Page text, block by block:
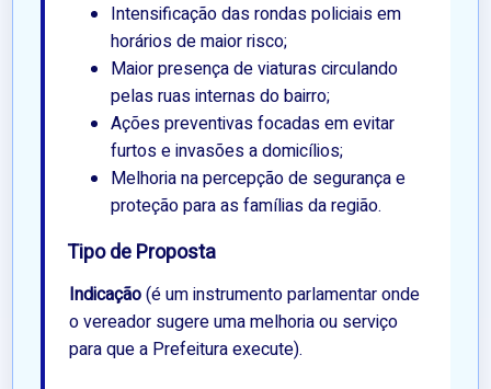
Intensificação das rondas policiais em
horários de maior risco;
Maior presença de viaturas circulando
pelas ruas internas do bairro;
Ações preventivas focadas em evitar
furtos e invasões a domicílios;
Melhoria na percepção de segurança e
proteção para as famílias da região.
Tipo de Proposta
Indicação(é um instrumento parlamentar onde
o vereador sugere uma melhoria ou serviço
para que a Prefeitura execute).